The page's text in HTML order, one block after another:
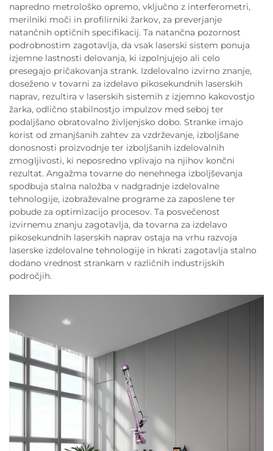
napredno metrološko opremo, vključno z interferometri,
merilniki moči in profilirniki žarkov, za preverjanje
natančnih optičnih specifikacij. Ta natančna pozornost
podrobnostim zagotavlja, da vsak laserski sistem ponuja
izjemne lastnosti delovanja, ki izpolnjujejo ali celo
presegajo pričakovanja strank. Izdelovalno izvirno znanje,
doseženo v tovarni za izdelavo pikosekundnih laserskih
naprav, rezultira v laserskih sistemih z izjemno kakovostjo
žarka, odlično stabilnostjo impulzov med seboj ter
podaljšano obratovalno življenjsko dobo. Stranke imajo
korist od zmanjšanih zahtev za vzdrževanje, izboljšane
donosnosti proizvodnje ter izboljšanih izdelovalnih
zmogljivosti, ki neposredno vplivajo na njihov končni
rezultat. Angažma tovarne do nenehnega izboljševanja
spodbuja stalna naložba v nadgradnje izdelovalne
tehnologije, izobraževalne programe za zaposlene ter
pobude za optimizacijo procesov. Ta posvečenost
izvirnemu znanju zagotavlja, da tovarna za izdelavo
pikosekundnih laserskih naprav ostaja na vrhu razvoja
laserske izdelovalne tehnologije in hkrati zagotavlja stalno
dodano vrednost strankam v različnih industrijskih
področjih.